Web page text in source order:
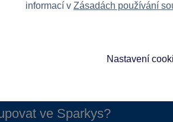
ve Sparkys?
informací v Zásadách používání
Nastavení